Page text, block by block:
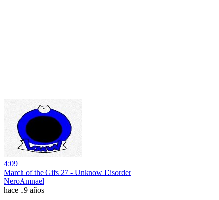
4:09
March of the Gifs 27 - Unknow Disorder
NeroAmnael
hace 19 años